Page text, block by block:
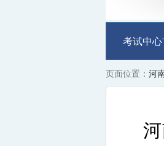
考试中
页面位置： 河